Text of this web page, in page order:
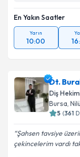
En Yakın Saatler
Yarın
10:00
Dt.
Diş
Bursa,
5 (361
Şahsen tavsiye
çekincelerim vardı